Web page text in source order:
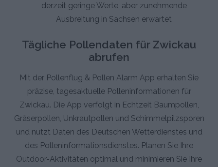
derzeit geringe Werte, aber zunehmende
Ausbreitung in Sachsen erwartet
Tägliche Pollendaten für Zwickau
abrufen
Mit der Pollenflug & Pollen Alarm App erhalten Sie
präzise, tagesaktuelle Polleninformationen für
Zwickau. Die App verfolgt in Echtzeit Baumpollen,
Gräserpollen, Unkrautpollen und Schimmelpilzsporen
und nutzt Daten des Deutschen Wetterdienstes und
des Polleninformationsdienstes. Planen Sie Ihre
Outdoor-Aktivitäten optimal und minimieren Sie Ihre